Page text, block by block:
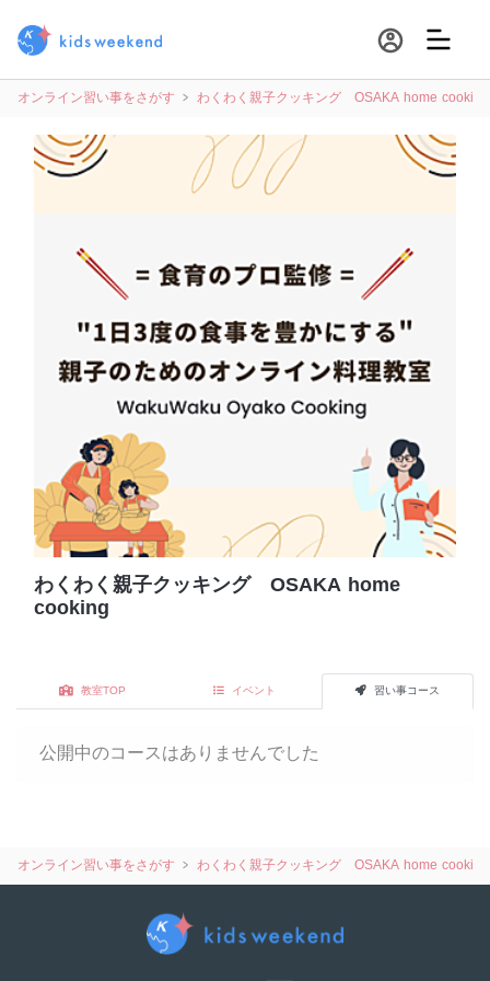
オンライン習い事をさがす わくわく親子クッキング OSAKA home cooking
わくわく親子クッキング OSAKA home
cooking
教室TOP イベント 習い事コース
公開中のコースはありませんでした
オンライン習い事をさがす わくわく親子クッキング OSAKA home cooking